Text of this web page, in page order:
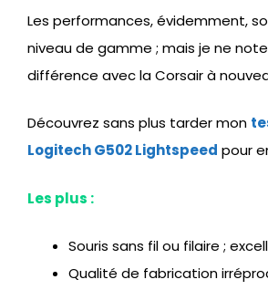
Les performances, évidemment,
niveau de gamme ; mais je ne
différence avec la Corsair à
Découvrez sans plus tarder mon
Logitech G502 Lightspeed pour
Les plus :
Souris sans fil ou filaire ;
Qualité de fabrication